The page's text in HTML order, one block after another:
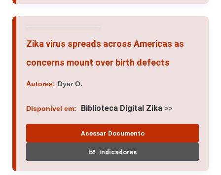
Zika virus spreads across Americas as
concerns mount over birth defects
Autores: Dyer O.
Disponível em: Biblioteca Digital Zika >>
Acessar Documento
Indicadores